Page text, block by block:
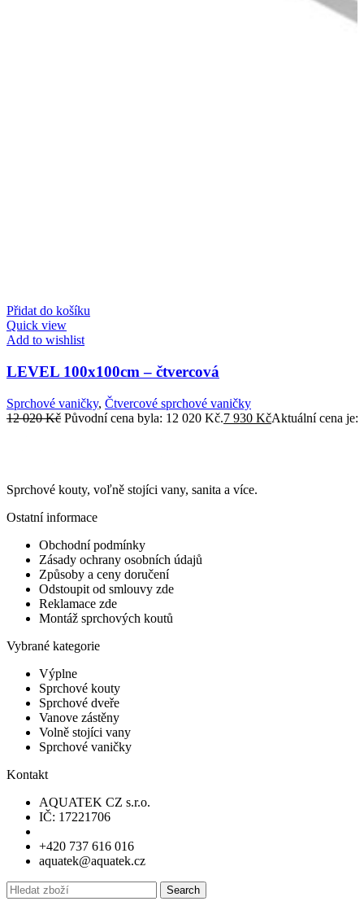
Přidat do košíku
Quick view
Add to wishlist
LEVEL 100x100cm – čtvercová
Sprchové vaničky, Čtvercové sprchové vaničky
12 020Kč Původní cena byla: 12 020 Kč.7 930 KčAktuální cena je:
Sprchové kouty, voľně stojíci vany, sanita a více.
Ostatní informace
Obchodní podmínky
Zásady ochrany osobních údajů
Způsoby a ceny doručení
Odstoupit od smlouvy zde
Reklamace zde
Montáž sprchových koutů
Vybrané kategorie
Výplne
Sprchové kouty
Sprchové dveře
Vanove zástěny
Volně stojíci vany
Sprchové vaničky
Kontakt
AQUATEK CZ s.r.o.
IČ: 17221706
+420 737 616 016
aquatek@aquatek.cz
Search